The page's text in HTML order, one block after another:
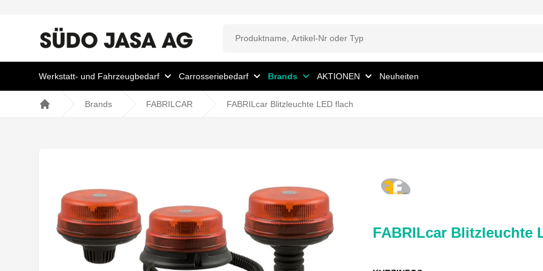
Werkstatt- und Fahrzeugbedarf Carrosseriebedarf Brands AKTIONEN Neuheiten
Brands FABRILCAR FABRILcar Blitzleuchte LED flach
FABRILcar Blitzleuchte